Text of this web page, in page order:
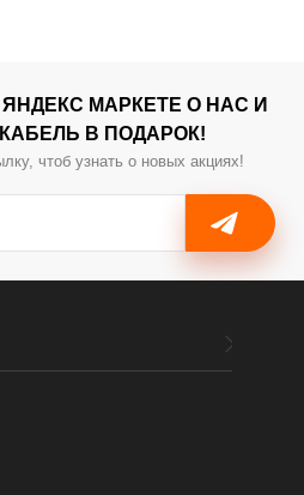
МАРКЕТЕ О НАС И
КАБЕЛЬ В ПОДАРОК!
чтоб узнать о новых акциях!